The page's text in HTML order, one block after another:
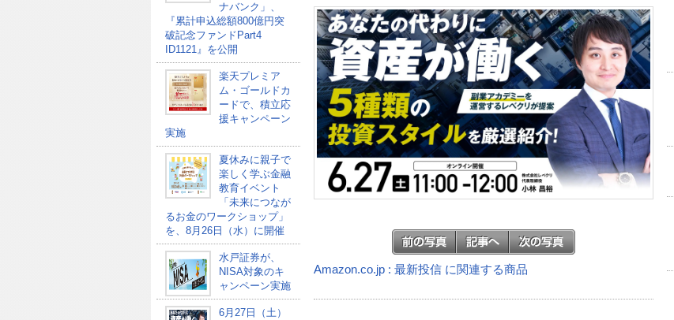
ナバンク」、
『累計申込総額800億円突
破記念ファンドPart4
ID1121』を公開
楽天プレミア
ム・ゴールドカ
ードで、積立応
援キャンペーン
実施
夏休みに親子で
楽しく学ぶ金融
教育イベント
「未来につなが
るお金のワークショップ」
を、8月26日（水）に開催
水戸証券が、
NISA対象のキ
ャンペーン実施
6月27日（土）
Amazon.co.jp : 最新投信 に関連する商品